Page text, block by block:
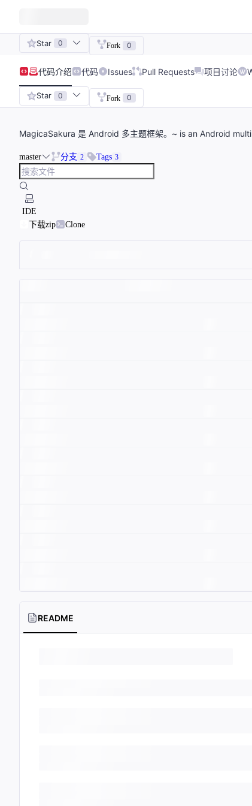
Star 0 Fork 0
代码介绍 代码 Issues Pull Requests 项目讨论
Star 0 Fork 0
MagicaSakura 是 Android 多主题框架。~ is an Android
master 分支 2 Tags 3
IDE
下载zip
Clone
README